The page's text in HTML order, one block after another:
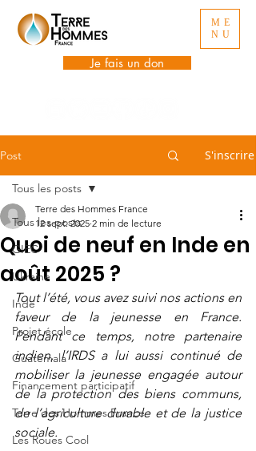
ME
NU
Je fais un don
Post S'inscrire
Tous les posts
GIEC
Ukraine
Inde
Projet école
Guatemala
Financement participatif
Terre des Hommes France
Les Roues Cool
Tous les posts
Quoi de neuf en Inde en
août 2025 ?
Terre des Hommes France
12 sept. 2025 2 min de lecture
Tout l’été, vous avez suivi nos actions en
faveur de la jeunesse en France.
Pendant ce temps, notre partenaire
indien, l’IRDS a lui aussi continué de
mobiliser la jeunesse engagée autour
de la protection des biens communs,
de l’agriculture durable et de la justice
sociale.